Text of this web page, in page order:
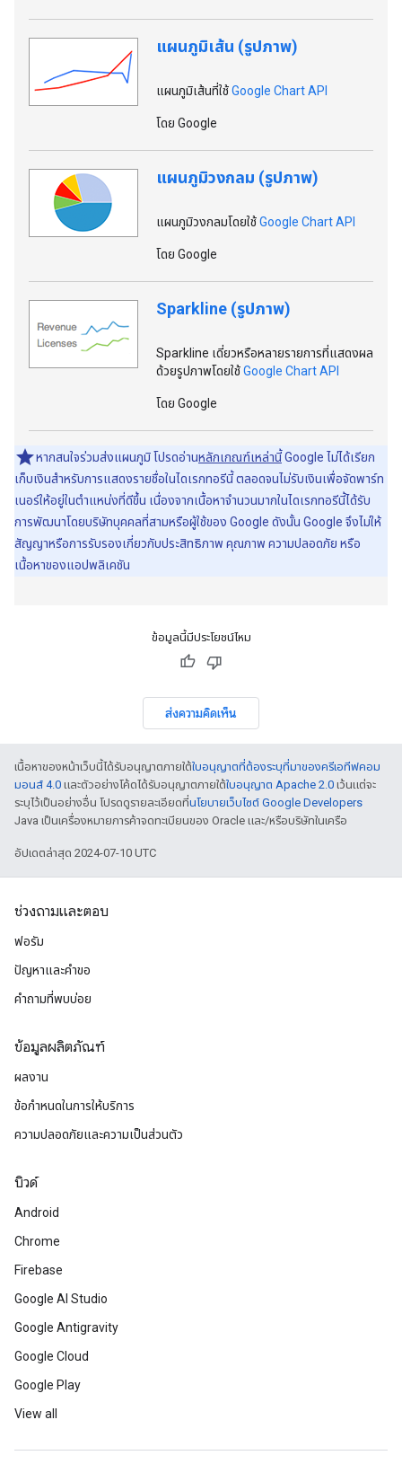
แผนภูมิเส้น (รูปภาพ)
แผนภูมิเส้นที่ใช้Google Chart API
โดย Google
แผนภูมิวงกลม (รูปภาพ)
แผนภูมิวงกลมโดยใช้Google Chart API
โดย Google
Sparkline (รูปภาพ)
Sparkline เดี่ยวหรือหลายรายการที่แสดงผล
ด้วยรูปภาพโดยใช้Google Chart API
โดย Google
หากสนใจร่วมส่งแผนภูมิ โปรดอ่านหลักเกณฑ์เหล่านี้Google ไม่ได้เรียก
เก็บเงินสําหรับการแสดงรายชื่อในไดเรกทอรีนี้ ตลอดจนไม่รับเงินเพื่อจัดพาร์ท
เนอร์ให้อยู่ในตําแหน่งที่ดีขึ้น เนื่องจากเนื้อหาจํานวนมากในไดเรกทอรีนี้ได้รับ
การพัฒนาโดยบริษัทบุคคลที่สามหรือผู้ใช้ของ Google ดังนั้น Google จึงไม่ให้
สัญญาหรือการรับรองเกี่ยวกับประสิทธิภาพ คุณภาพ ความปลอดภัย หรือ
เนื้อหาของแอปพลิเคชัน
ข้อมูลนี้มีประโยชน์ไหม
ส่งความคิดเห็น
เนื้อหาของหน้าเว็บนี้ได้รับอนุญาตภายใต้ใบอนุญาตที่ต้องระบุที่มาของครีเอทีฟคอม
มอนส์ 4.0 และตัวอย่างโค้ดได้รับอนุญาตภายใต้ใบอนุญาต Apache 2.0 เว้นแต่จะ
ระบุไว้เป็นอย่างอื่น โปรดดูรายละเอียดที่นโยบายเว็บไซต์ Google Developers
Java เป็นเครื่องหมายการค้าจดทะเบียนของ Oracle และ/หรือบริษัทในเครือ
อัปเดตล่าสุด 2024-07-10 UTC
ช่วงถามและตอบ
ฟอรัม
ปัญหาและคําขอ
คำถามที่พบบ่อย
ข้อมูลผลิตภัณฑ์
ผลงาน
ข้อกำหนดในการให้บริการ
ความปลอดภัยและความเป็นส่วนตัว
บิวด์
Android
Chrome
Firebase
Google AI Studio
Google Antigravity
Google Cloud
Google Play
View all